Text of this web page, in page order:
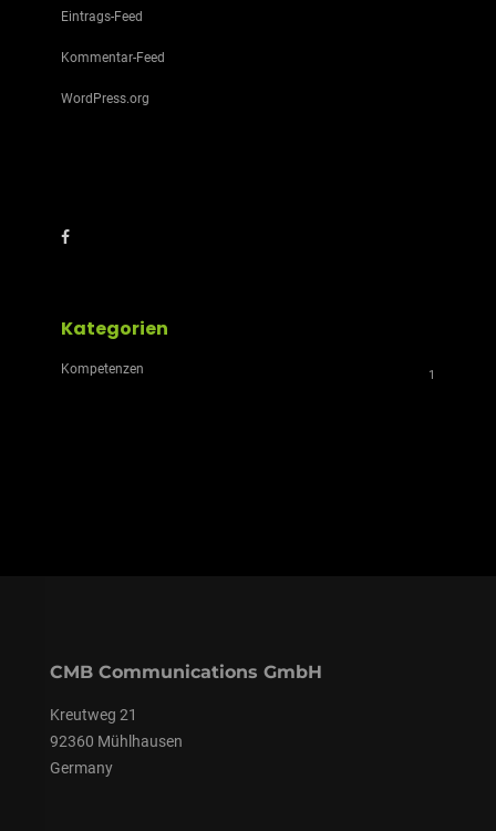
Eintrags-Feed
Kommentar-Feed
WordPress.org
Kategorien
Kompetenzen 1
CMB Communications GmbH
Kreutweg 21
92360 Mühlhausen
Germany